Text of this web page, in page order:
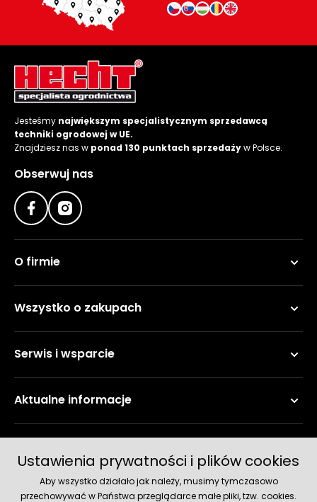
Jesteśmy największym specjalistycznym sprzedawcą
techniki ogrodowej w UE.
Znajdziesz nas w ponad 130 punktach sprzedażyw Polsce.
Obserwuj nas
O firmie
Wszystko o zakupach
Serwis i wsparcie
Aktualne informacje
Ustawienia prywatności i plików cookies
Aby wszystko działało jak należy, musimy tymczasowo
przechowywać w Państwa przeglądarce małe pliki, tzw. cookies.